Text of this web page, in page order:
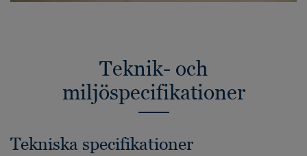
Teknik- och
miljöspecifikationer
Tekniska specifikationer